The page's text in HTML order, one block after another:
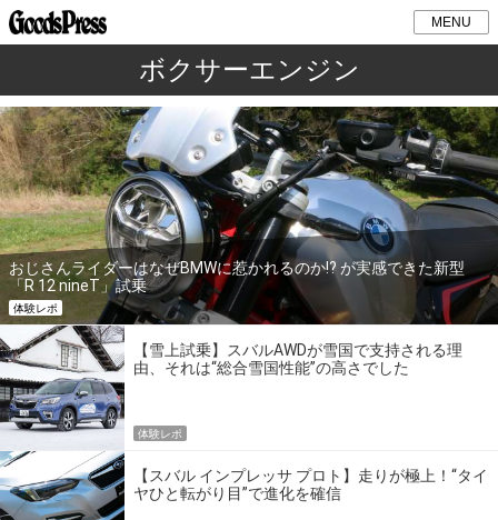
MENU
ボクサーエンジン
おじさんライダーはなぜBMWに惹かれるのか!? が実感できた新型
「R 12 nineT」試乗
体験レポ
【雪上試乗】スバルAWDが雪国で支持される理
由、それは“総合雪国性能”の高さでした
体験レポ
【スバル インプレッサ プロト】走りが極上！“タイ
ヤひと転がり目”で進化を確信